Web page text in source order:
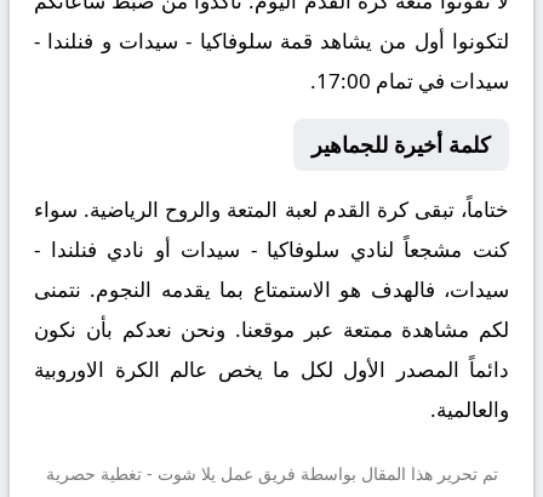
لتكونوا أول من يشاهد قمة سلوفاكيا - سيدات و فنلندا -
سيدات في تمام 17:00.
كلمة أخيرة للجماهير
ختاماً، تبقى كرة القدم لعبة المتعة والروح الرياضية. سواء
كنت مشجعاً لنادي سلوفاكيا - سيدات أو نادي فنلندا -
سيدات، فالهدف هو الاستمتاع بما يقدمه النجوم. نتمنى
لكم مشاهدة ممتعة عبر موقعنا. ونحن نعدكم بأن نكون
دائماً المصدر الأول لكل ما يخص عالم الكرة الاوروبية
والعالمية.
تم تحرير هذا المقال بواسطة فريق عمل يلا شوت - تغطية حصرية